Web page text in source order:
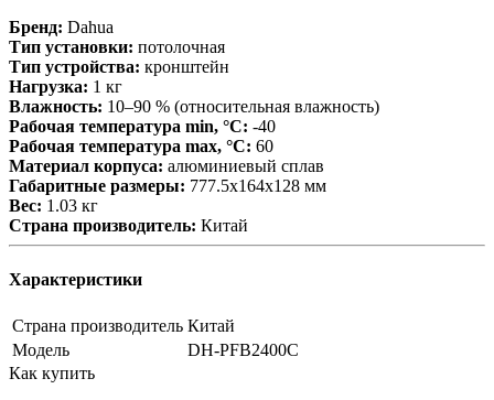
Бренд: Dahua
Тип установки: потолочная
Тип устройства: кронштейн
Нагрузка: 1 кг
Влажность: 10–90 % (относительная влажность)
Рабочая температура min, °С: -40
Рабочая температура max, °С: 60
Материал корпуса: алюминиевый сплав
Габаритные размеры: 777.5х164х128 мм
Вес: 1.03 кг
Страна производитель: Китай
Характеристики
Страна производитель Китай
Модель
DH-PFB2400C
Как купить